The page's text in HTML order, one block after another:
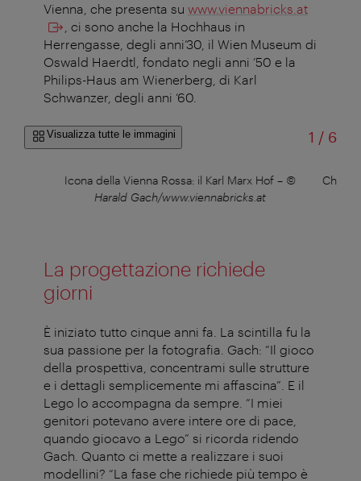
Vienna, che presenta su www.viennabricks.at
, ci sono anche la Hochhaus in
Herrengasse, degli anni’30, il Wien Museum di
Oswald Haerdtl, fondato negli anni ‘50 e la
Philips-Haus am Wienerberg, di Karl
Schwanzer, degli anni ‘60.
Visualizza tutte le immagini 1 /di
6
Icona della Vienna Rossa: il Karl Marx Hof – ©
Harald Gach/www.viennabricks.at
La progettazione richiede
giorni
È iniziato tutto cinque anni fa. La scintilla fu la
sua passione per la fotografia. Gach: “Il gioco
della prospettiva, concentrami sulle strutture
e i dettagli semplicemente mi affascina”. E il
Lego lo accompagna da sempre. “I miei
genitori potevano avere intere ore di pace,
quando giocavo a Lego” si ricorda ridendo
Gach. Quanto ci mette a realizzare i suoi
modellini? “La fase che richiede più tempo è